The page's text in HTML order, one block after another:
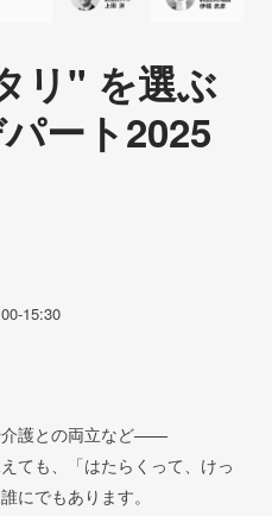
リ" を選ぶ
ート2025
15:30
介護との両立など——
ても、「はたらくって、けっ
にでもあります。